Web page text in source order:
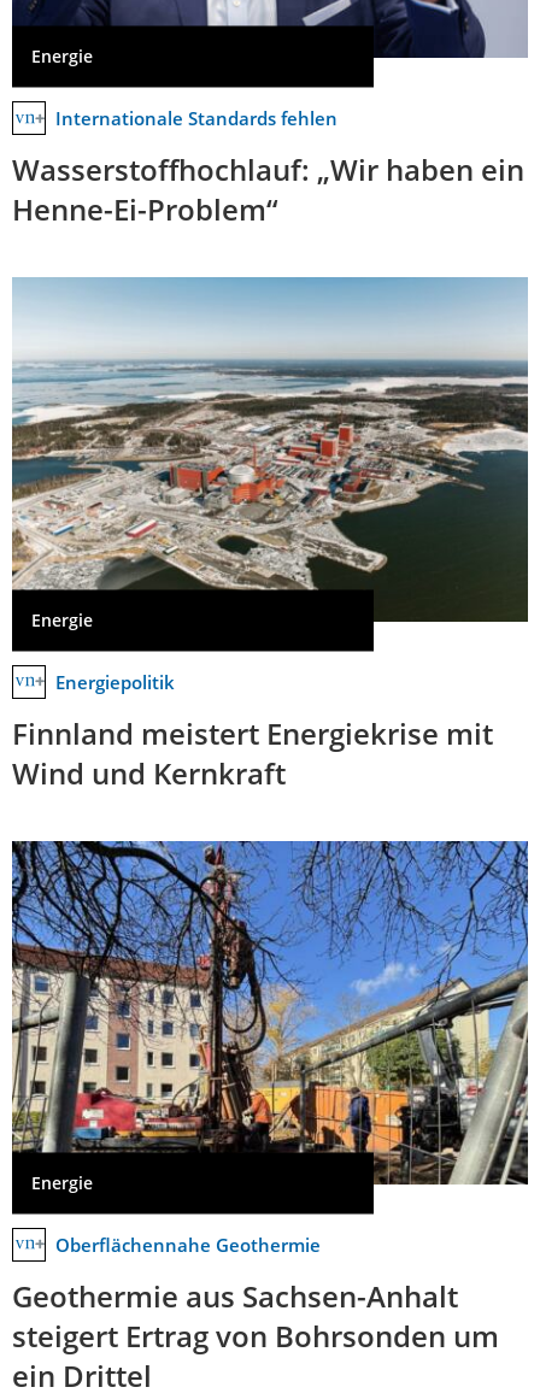
Energie
Internationale Standards fehlen
Wasserstoffhochlauf: „Wir haben ein
Henne-Ei-Problem“
Energie
Energiepolitik
Finnland meistert Energiekrise mit
Wind und Kernkraft
Energie
Oberflächennahe Geothermie
Geothermie aus Sachsen-Anhalt
steigert Ertrag von Bohrsonden um
ein Drittel